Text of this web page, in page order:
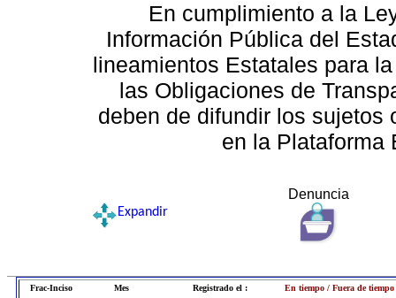
En cumplimiento a la
Información Pública del
lineamientos Estatales para
las Obligaciones de
deben de difundir los sujetos
en la Plataforma
Denuncia
Expandir
Frac-Inciso Mes Registrado el : En tiempo / Fuera de tiempo